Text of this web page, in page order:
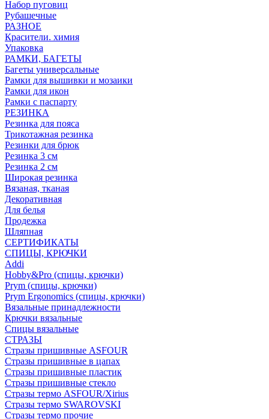
Набор пуговиц
Рубашечные
РАЗНОЕ
Красители. химия
Упаковка
РАМКИ, БАГЕТЫ
Багеты универсальные
Рамки для вышивки и мозаики
Рамки для икон
Рамки с паспарту
РЕЗИНКА
Резинка для пояса
Трикотажная резинка
Резинки для брюк
Резинка 3 см
Резинка 2 см
Широкая резинка
Вязаная, тканая
Декоративная
Для белья
Продежка
Шляпная
СЕРТИФИКАТЫ
СПИЦЫ, КРЮЧКИ
Addi
Hobby&Pro (спицы, крючки)
Prym (спицы, крючки)
Prym Ergonomics (спицы, крючки)
Вязальные принадлежности
Крючки вязальные
Спицы вязальные
СТРАЗЫ
Стразы пришивные ASFOUR
Стразы пришивные в цапах
Стразы пришивные пластик
Стразы пришивные стекло
Стразы термо ASFOUR/Xirius
Стразы термо SWAROVSKI
Стразы термо прочие